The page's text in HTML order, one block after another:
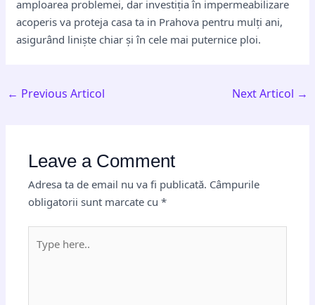
amploarea problemei, dar investiția în impermeabilizare
acoperis va proteja casa ta in Prahova pentru mulți ani,
asigurând liniște chiar și în cele mai puternice ploi.
← Previous Articol Next Articol →
Leave a Comment
Adresa ta de email nu va fi publicată. Câmpurile
obligatorii sunt marcate cu*
here..